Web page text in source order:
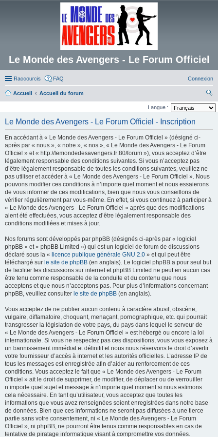
Le Monde des Avengers - Le Forum Officiel
Raccourcis FAQ Connexion
Accueil
Accueil du forum
ec
ch
Langue :
Le Monde des Avengers - Le Forum Officiel - Inscription
En accédant à « Le Monde des Avengers - Le Forum Officiel » (désigné ci-
après par « nous », « notre », « nos », « Le Monde des Avengers - Le Forum
Officiel » et « http://lemondedesavengers.fr:80/forum »), vous acceptez d’être
légalement responsable des conditions suivantes. Si vous n’acceptez pas
d’être légalement responsable de toutes les conditions suivantes, veuillez ne
pas utiliser et accéder à « Le Monde des Avengers - Le Forum Officiel ». Nous
pouvons modifier ces conditions à n’importe quel moment et nous essaierons
de vous informer de ces modifications, bien que nous vous conseillons de
vérifier régulièrement par vous-même. En effet, si vous continuez à participer à
« Le Monde des Avengers - Le Forum Officiel » après que des modifications
aient été effectuées, vous acceptez d’être légalement responsable des
conditions modifiées et mises à jour.
Nos forums sont développés par phpBB (désignés ci-après par « logiciel
phpBB » et « phpBB Limited ») qui est un logiciel de forum de discussions
déclaré sous la « licence publique générale GNU 2.0 » et qui peut être
téléchargé sur le site de phpBB (en anglais). Le logiciel phpBB a pour seul but
de faciliter les discussions sur internet et phpBB Limited ne peut en aucun cas
être tenu comme responsable de la conduite et du contenu que nous
acceptons et que nous n’acceptons pas. Pour plus d’informations concernant
phpBB, veuillez consulter le site de phpBB (en anglais).
Vous acceptez de ne publier aucun contenu à caractère abusif, obscène,
vulgaire, diffamatoire, choquant, menaçant, pornographique, etc. qui pourrait
transgresser la législation de votre pays, du pays dans lequel le serveur de
« Le Monde des Avengers - Le Forum Officiel » est hébergé ou encore la loi
internationale. Si vous ne respectez pas ces dispositions, vous vous exposez à
un bannissement immédiat et définitif et nous nous réservons le droit d’avertir
votre fournisseur d’accès à internet et les autorités officielles. L’adresse IP de
tous les messages est enregistrée afin d’aider au renforcement de ces
conditions. Vous acceptez le fait que « Le Monde des Avengers - Le Forum
Officiel » ait le droit de supprimer, de modifier, de déplacer ou de verrouiller
n’importe quel sujet et message à n’importe quel moment si nous estimons
cela nécessaire. En tant qu’utilisateur, vous acceptez que toutes les
informations que vous avez renseignées soient enregistrées dans notre base
de données. Bien que ces informations ne seront pas diffusées à une tierce
partie sans votre consentement, ni « Le Monde des Avengers - Le Forum
Officiel », ni phpBB, ne pourront être tenus comme responsables en cas de
tentative de piratage informatique visant à compromettre vos données.